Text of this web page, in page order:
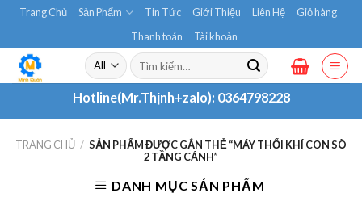
Skip
content
Trang Chủ Sản Phẩm Tin Tức Giới Thiệu Liên Hệ
Giỏ hàng
Thanh toán
Tài khoản
Tìm
kiếm:
Hotline(Mr.Thịnh+zalo): 0364798228
TRANG CHỦ / SẢN PHẨM ĐƯỢC GẮN THẺ “MÁY THỔI KHÍ CON SÒ
2 TẦNG CÁNH”
DANH MỤC SẢN PHẨM